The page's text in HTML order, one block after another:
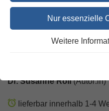
Nur essenzielle
Weitere
Parker und
Dr. Susanne Roll(Autor:in)
lieferbar innerhalb 1-4